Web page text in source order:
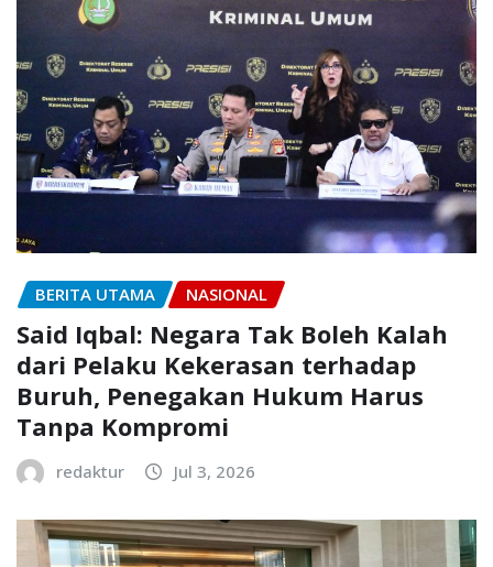
BERITA UTAMA NASIONAL
Said Iqbal: Negara Tak Boleh Kalah
dari Pelaku Kekerasan terhadap
Buruh, Penegakan Hukum Harus
Tanpa Kompromi
redaktur Jul 3, 2026